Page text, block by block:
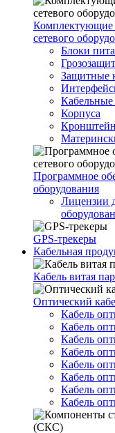
Комплектующие
сетевого
Блоки
Защитные
Кабельные
Корпуса
Программное
оборудования
Лицензии
GPS-трекеры
Кабельная
Кабель витая
Оптический
Кабель
Кабель
Кабель
Кабель
Кабель
Кабель
Кабель
Кабель